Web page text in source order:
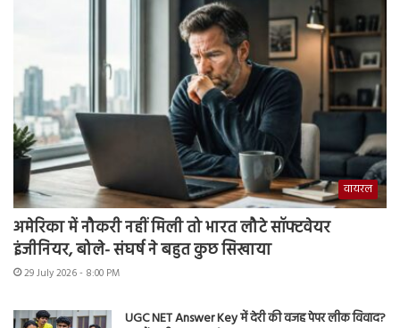
वायरल
अमेरिका में नौकरी नहीं मिली तो भारत लौटे सॉफ्टवेयर
इंजीनियर, बोले- संघर्ष ने बहुत कुछ सिखाया
29 July 2026 - 8:00 PM
UGC NET Answer Key में देरी की वजह पेपर लीक विवाद?